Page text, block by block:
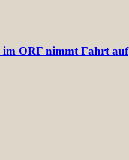
im ORF nimmt Fahrt auf